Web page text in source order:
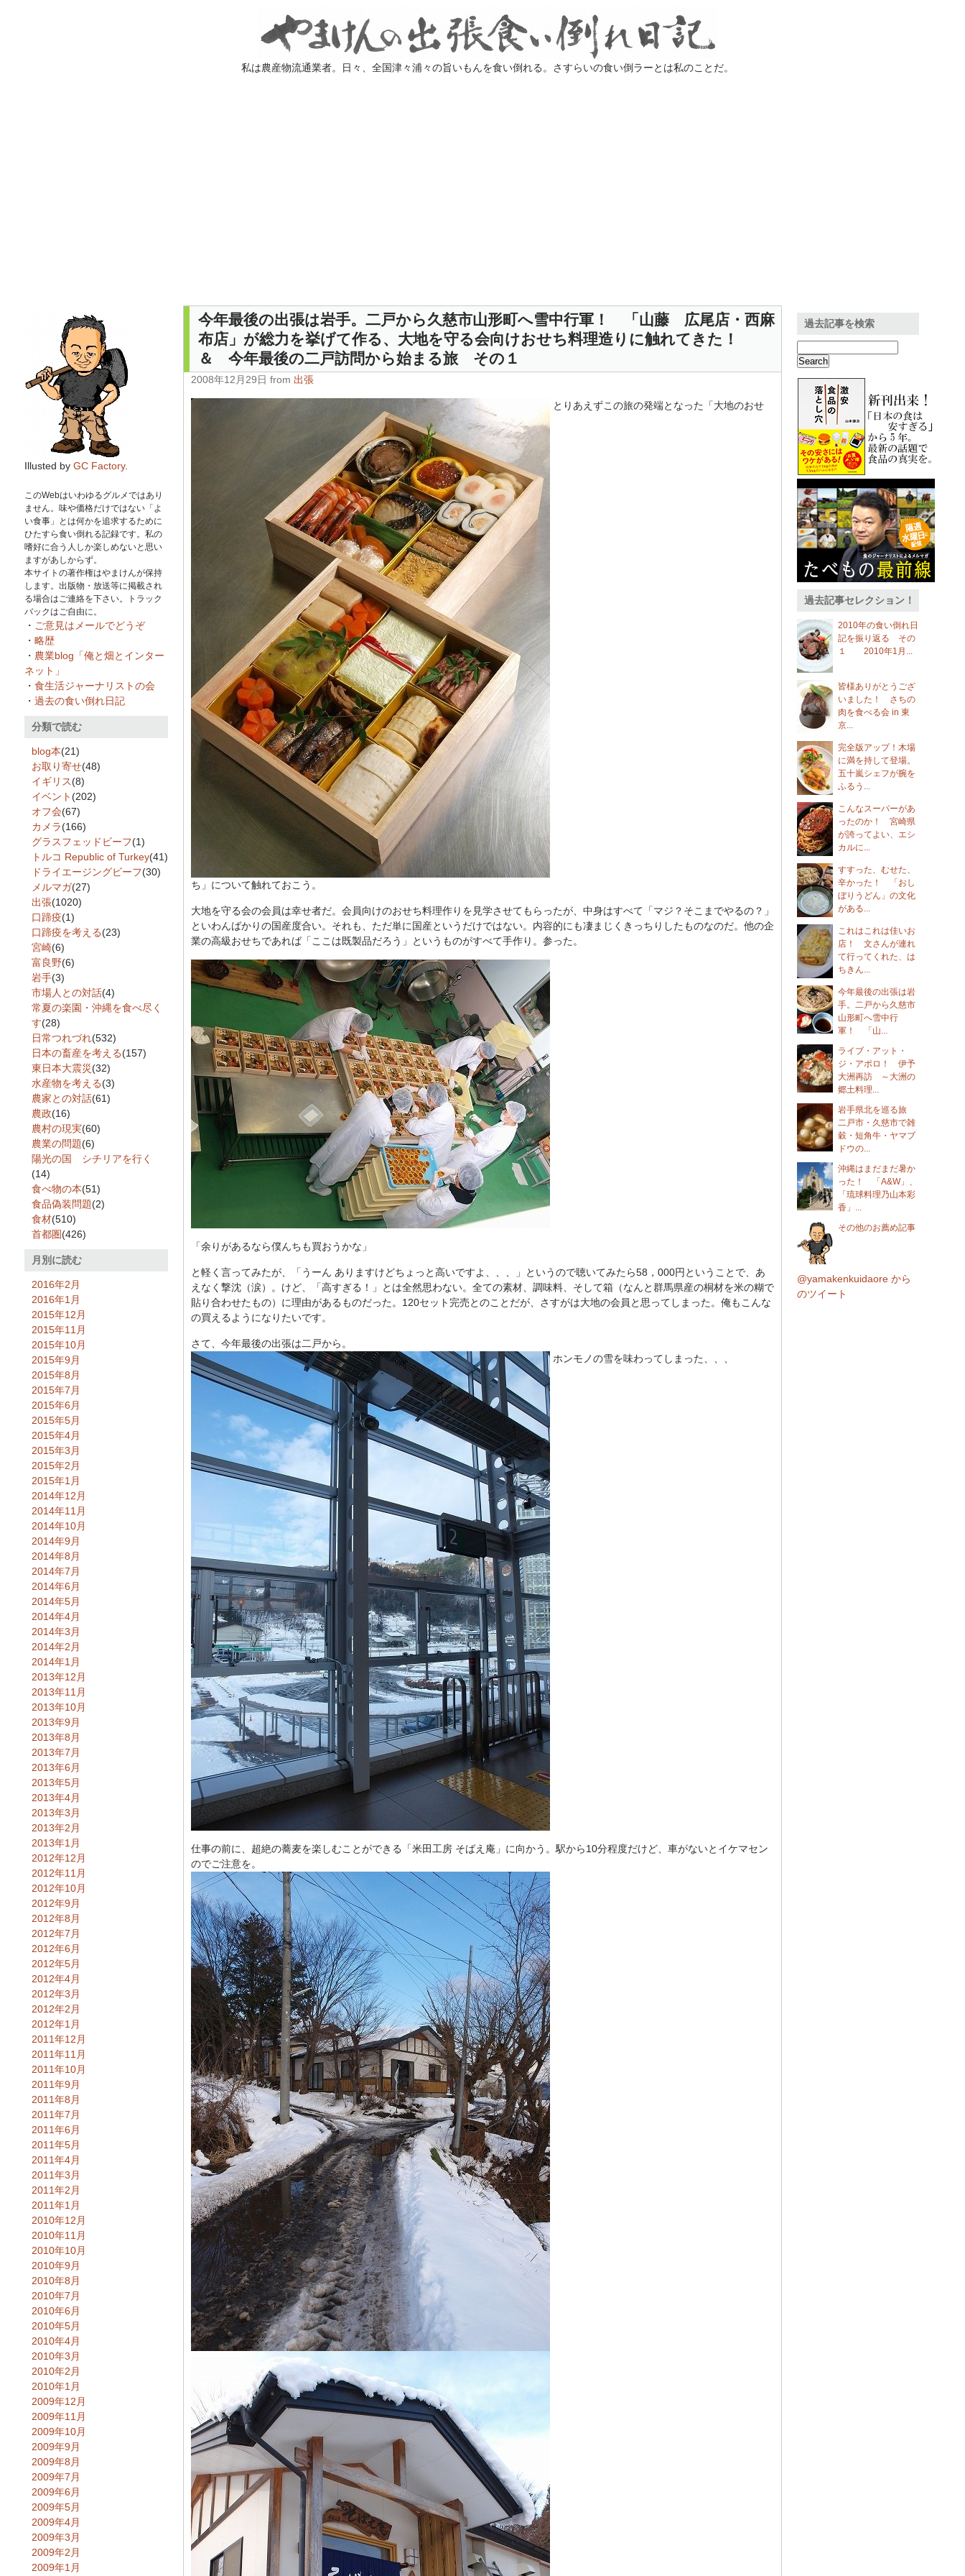
私は農産物流通業者。日々、全国津々浦々の旨いもんを食い倒れる。さすらいの食い倒ラーとは私のことだ。
今年最後の出張は岩手。二戸から久慈市山形町へ雪中行軍！ 「山藤 広尾店・西麻
布店」が総力を挙げて作る、大地を守る会向けおせち料理造りに触れてきた！
＆ 今年最後の二戸訪問から始まる旅 その１
2008年12月29日 from 出張
とりあえずこの旅の発端となった「大地のおせ
ち」について触れておこう。
大地を守る会の会員は幸せ者だ。会員向けのおせち料理作りを見学させてもらったが、中身はすべて「マジ？そこまでやるの？」
といわんばかりの国産度合い。それも、ただ単に国産というだけではない。内容的にも凄まじくきっちりしたものなのだ。他の企
業の高級おせちであれば「ここは既製品だろう」というものがすべて手作り。参った。
「余りがあるなら僕んちも買おうかな」
と軽く言ってみたが、「うーん ありますけどちょっと高いですよ、、、」というので聴いてみたら58，000円ということで、あ
えなく撃沈（涙）。けど、「高すぎる！」とは全然思わない。全ての素材、調味料、そして箱（なんと群馬県産の桐材を米の糊で
貼り合わせたもの）に理由があるものだった。120セット完売とのことだが、さすがは大地の会員と思ってしまった。俺もこんな
の買えるようになりたいです。
さて、今年最後の出張は二戸から。
ホンモノの雪を味わってしまった、、、
仕事の前に、超絶の蕎麦を楽しむことができる「米田工房 そばえ庵」に向かう。駅から10分程度だけど、車がないとイケマセン
のでご注意を。
Illusted by GC Factory.
このWebはいわゆるグルメではあり
ません。味や価格だけではない「よ
い食事」とは何かを追求するために
ひたすら食い倒れる記録です。私の
嗜好に合う人しか楽しめないと思い
ますがあしからず。
本サイトの著作権はやまけんが保持
します。出版物・放送等に掲載され
る場合はご連絡を下さい。トラック
バックはご自由に。
・ ご意見はメールでどうぞ
・ 略歴
・ 農業blog「俺と畑とインター
ネット」
・ 食生活ジャーナリストの会
・ 過去の食い倒れ日記
分類で読む
blog本(21)
お取り寄せ(48)
イギリス(8)
イベント (202)
オフ会(67)
カメラ(166)
グラスフェッドビーフ(1)
トルコ Republic of Turkey(41)
ドライエージングビーフ(30)
メルマガ(27)
出張(1020)
口蹄疫(1)
口蹄疫を考える(23)
宮崎(6)
富良野(6)
岩手(3)
市場人との対話(4)
常夏の楽園・沖縄を食べ尽く
す(28)
日常つれづれ(532)
日本の畜産を考える(157)
東日本大震災(32)
水産物を考える(3)
農家との対話(61)
農政(16)
農村の現実(60)
農業の問題(6)
陽光の国 シチリアを行く
(14)
食べ物の本(51)
食品偽装問題(2)
食材(510)
首都圏(426)
月別に読む
2016年2月
2016年1月
2015年12月
2015年11月
2015年10月
2015年9月
2015年8月
2015年7月
2015年6月
2015年5月
2015年4月
2015年3月
2015年2月
2015年1月
2014年12月
2014年11月
2014年10月
2014年9月
2014年8月
2014年7月
2014年6月
2014年5月
2014年4月
2014年3月
2014年2月
2014年1月
2013年12月
2013年11月
2013年10月
2013年9月
2013年8月
2013年7月
2013年6月
2013年5月
2013年4月
2013年3月
2013年2月
2013年1月
2012年12月
2012年11月
2012年10月
2012年9月
2012年8月
2012年7月
2012年6月
2012年5月
2012年4月
2012年3月
2012年2月
2012年1月
2011年12月
2011年11月
2011年10月
2011年9月
2011年8月
2011年7月
2011年6月
2011年5月
2011年4月
2011年3月
2011年2月
2011年1月
2010年12月
2010年11月
2010年10月
2010年9月
2010年8月
2010年7月
2010年6月
2010年5月
2010年4月
2010年3月
2010年2月
2010年1月
2009年12月
2009年11月
2009年10月
2009年9月
2009年8月
2009年7月
2009年6月
2009年5月
2009年4月
2009年3月
2009年2月
2009年1月
過去記事を検索
過去記事セレクション！
2010年の食い倒れ日
記を振り返る その
１ 2010年1月...
皆様ありがとうござ
いました！ さちの
肉を食べる会 in 東
京...
完全版アップ！木場
に満を持して登場。
五十嵐シェフが腕を
ふるう...
こんなスーパーがあ
ったのか！ 宮崎県
が誇ってよい、エシ
カルに...
すすった、むせた、
辛かった！ 「おし
ぼりうどん」の文化
がある...
これはこれは佳いお
店！ 文さんが連れ
て行ってくれた、は
ちきん...
今年最後の出張は岩
手。二戸から久慈市
山形町へ雪中行
軍！ 「山...
ライブ・アット・
ジ・アポロ！ 伊予
大洲再訪 ～大洲の
郷土料理...
岩手県北を巡る旅
二戸市・久慈市で雑
穀・短角牛・ヤマブ
ドウの...
沖縄はまだまだ暑か
った！ 「A&W」、
「琉球料理乃山本彩
香」...
その他のお薦め記事
@yamakenkuidaore から
のツイート